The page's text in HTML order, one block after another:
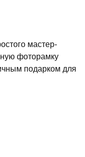
мастер-
фоторамку
подарком для